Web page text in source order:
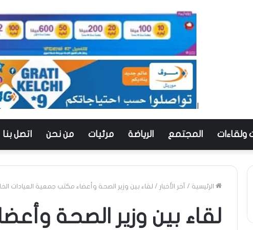
ولقاءات المجتمع الرياضة مرئيات من نحن اتصل بنا
الرئيسية / آخر الأخبار / لقاء بين وزير الصحة وأعضاء مكتب جمعية العيادات
لقاء بين وزير الصحة